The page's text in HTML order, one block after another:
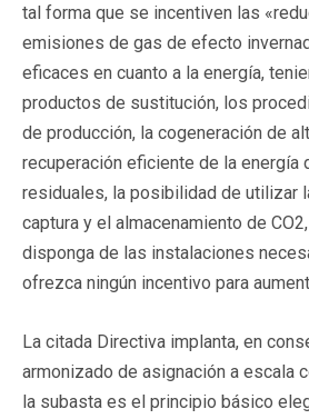
tal forma que se incentiven las
emisiones de gas de efecto
eficaces en cuanto a la energía,
productos de sustitución, los
de producción, la cogeneración de
recuperación eficiente de la energía
residuales, la posibilidad de utilizar
captura y el almacenamiento de
disponga de las instalaciones
ofrezca ningún incentivo para
La citada Directiva implanta, en
armonizado de asignación a escala
la subasta es el principio básico